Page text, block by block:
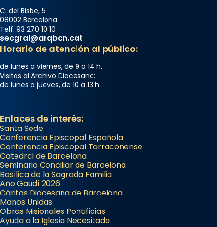
C. del Bisbe, 5
08002 Barcelona
Telf. 93 270 10 10
secgral@arqbcn.cat
Horario de atención al público:
de lunes a viernes, de 9 a 14 h.
Visitas al Archivo Diocesano:
de lunes a jueves, de 10 a 13 h.
Enlaces de interés:
Santa Sede
Conferencia Episcopal Española
Conferencia Episcopal Tarraconense
Catedral de Barcelona
Seminario Conciliar de Barcelona
Basílica de la Sagrada Familia
Año Gaudí 2026
Cáritas Diocesana de Barcelona
Manos Unidas
Obras Misionales Pontificias
Ayuda a la Iglesia Necesitada